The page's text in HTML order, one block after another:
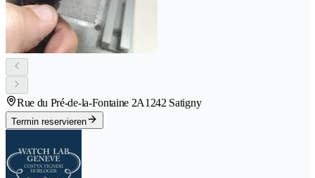
Rue du Pré-de-la-Fontaine 2A1242 Satigny
Termin reservieren